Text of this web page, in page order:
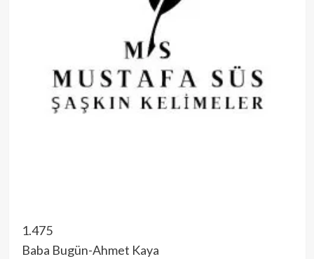
1.475
Baba Bugün-Ahmet Kaya